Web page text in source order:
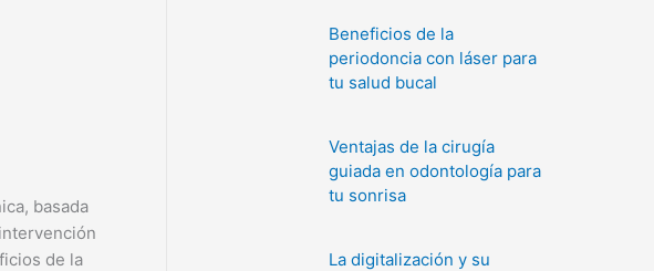
basada
de la
Beneficios de la
periodoncia con láser para
tu salud bucal
Ventajas de la cirugía
guiada en odontología para
tu sonrisa
La digitalización y su